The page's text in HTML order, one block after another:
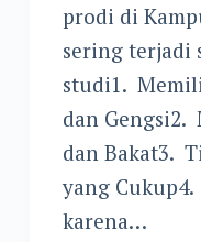
prodi di
sering terjadi
studi1.
dan Gengsi2.
dan Bakat3.
yang
karena…